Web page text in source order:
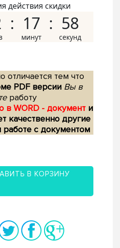
действия скидки
17 57
отличается тем что
PDF версии Вы в
работу
в WORD - документ и
качественно другие
с документом
В КОРЗИНУ